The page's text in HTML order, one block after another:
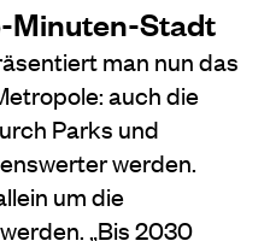
Minuten-Stadt
man nun das
auch die
Parks und
werden.
um die
„Bis 2030